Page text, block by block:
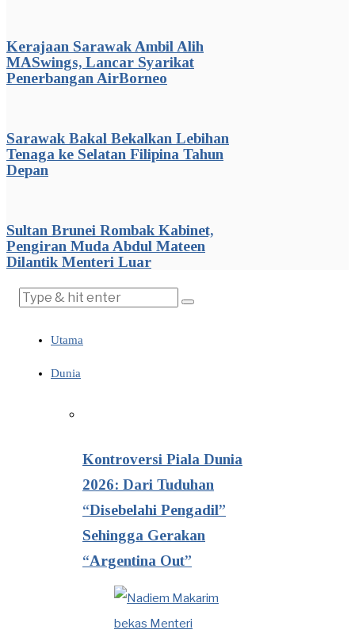
Kerajaan Sarawak Ambil Alih
MASwings, Lancar Syarikat
Penerbangan AirBorneo
Sarawak Bakal Bekalkan Lebihan
Tenaga ke Selatan Filipina Tahun
Depan
Sultan Brunei Rombak Kabinet,
Pengiran Muda Abdul Mateen
Dilantik Menteri Luar
Utama
Dunia
Kontroversi Piala Dunia
2026: Dari Tuduhan
“Disebelahi Pengadil”
Sehingga Gerakan
“Argentina Out”